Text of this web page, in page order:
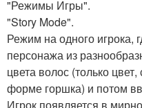
"Режимы Игры".
"Story Mode".
Режим на одного игрока,
персонажа из
цвета волос (только
форме горшка) и потом